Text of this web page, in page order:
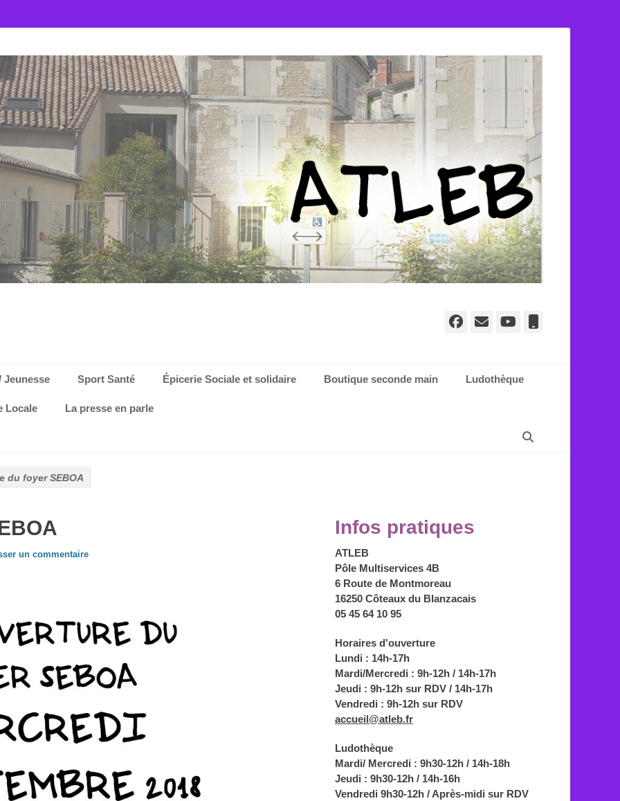
Facebook
E-
Jeunesse Sport Santé Épicerie Sociale et solidaire Boutique seconde main Ludothèque
Locale
La presse en parle
du foyer SEBOA
un commentaire
Infos pratiques
ATLEB
Pôle Multiservices 4B
6 Route de Montmoreau
16250 Côteaux du Blanzacais
05 45 64 10 95
Horaires d'ouverture
Lundi : 14h-17h
Mardi/Mercredi : 9h-12h / 14h-17h
Jeudi : 9h-12h sur RDV / 14h-17h
Vendredi : 9h-12h sur RDV
accueil@atleb.fr
Ludothèque
Mardi/ Mercredi : 9h30-12h / 14h-18h
Jeudi : 9h30-12h / 14h-16h
Vendredi 9h30-12h / Après-midi sur RDV